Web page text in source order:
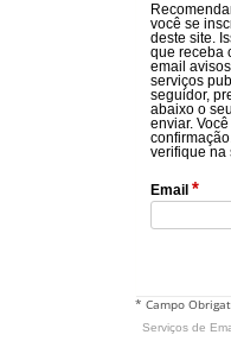
você se
deste site.
que receba
email
serviços
seguidor,
abaixo o
enviar.
verifique na
Email *
* Campo
Serviços de